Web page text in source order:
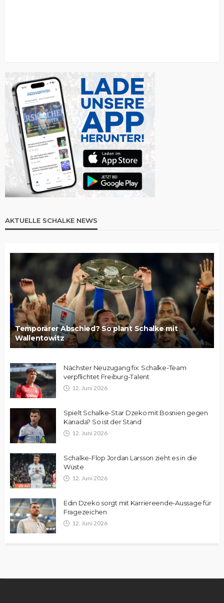
AKTUELLE SCHALKE NEWS
Temporärer Abschied? So plant Schalke mit
Wallentowitz
Nächster Neuzugang fix: Schalke-Team
verpflichtet Freiburg-Talent
12. Juni 2026
Spielt Schalke-Star Dzeko mit Bosnien gegen
Kanada? So ist der Stand
12. Juni 2026
Schalke-Flop Jordan Larsson zieht es in die
Wüste
12. Juni 2026
Edin Dzeko sorgt mit Karriereende-Aussage für
Fragezeichen
12. Juni 2026